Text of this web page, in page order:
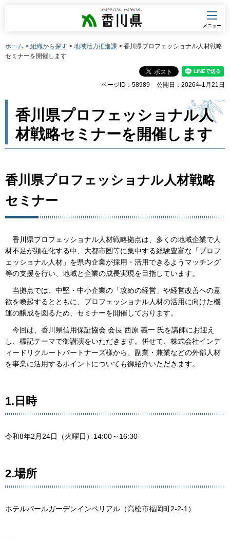
香川県
メニュー
ホーム > 組織から探す > 地域活力推進課 > 香川県プロフェッショナル人材戦略
セミナーを開催します
ページID：58989 公開日：2026年1月21日
香川県プロフェッショナル人
材戦略セミナーを開催します
香川県プロフェッショナル人材戦略
セミナー
香川県プロフェッショナル人材戦略拠点は、多くの地域企業で人
材不足が顕在化する中、大都市圏等に集中する経験豊富な「プロフ
ェッショナル人材」を県内企業が採用・活用できるようマッチング
等の支援を行い、地域と企業の成長実現を目指しています。
当拠点では、中堅・中小企業の「攻めの経営」や経営改善への意
欲を喚起するとともに、プロフェッショナル人材の活用に向けた機
運の醸成を図るため、セミナーを開催しております。
今回は、香川県信用保証協会 会長 西原 義一 氏を講師にお迎え
し、標記テーマで御講演をいただきます。併せて、株式会社インデ
ィードリクルートパートナーズ様から、副業・兼業などの外部人材
を事業に活用するポイントについても御紹介いただきます。
1.日時
令和8年2月24日（火曜日）14:00～16:30
2.場所
ホテルパールガーデンインペリアル（高松市福岡町2-2-1）